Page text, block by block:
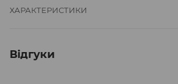
ХАРАКТЕРИСТИКИ
Відгуки